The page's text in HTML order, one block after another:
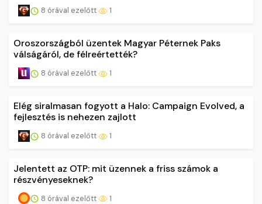
8 órával ezelőtt 1
Oroszországból üzentek Magyar Péternek Paks
válságáról, de félreértették?
8 órával ezelőtt 1
Elég siralmasan fogyott a Halo: Campaign Evolved, a
fejlesztés is nehezen zajlott
8 órával ezelőtt 1
Jelentett az OTP: mit üzennek a friss számok a
részvényeseknek?
8 órával ezelőtt 1